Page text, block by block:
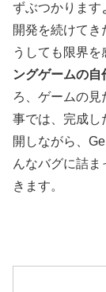
ずぶつかります
開発を続けて
うしても限界を
ングゲームの
ろ、ゲームの見
事では、完成し
開しながら、
んなバグに詰ま
きます。